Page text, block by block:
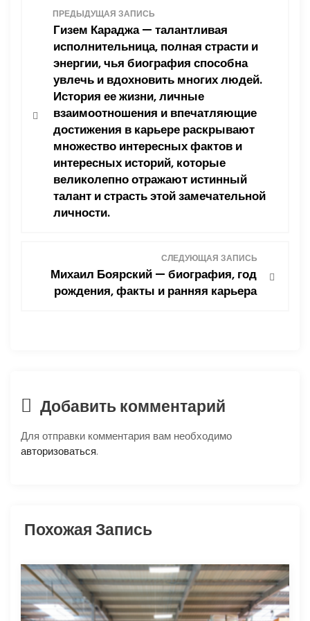
п
и
м
ПРЕДЫДУЩАЯ ЗАПИСЬ
Гизем Караджа — талантливая
исполнительница, полная страсти и
энергии, чья биография способна
увлечь и вдохновить многих людей.
История ее жизни, личные
взаимоотношения и впечатляющие
достижения в карьере раскрывают
множество интересных фактов и
интересных историй, которые
великолепно отражают истинный
талант и страсть этой замечательной
личности.
СЛЕДУЮЩАЯ ЗАПИСЬ
Михаил Боярский — биография, год
рождения, факты и ранняя карьера
Добавить комментарий
Для отправки комментария вам необходимо
авторизоваться.
Похожая Запись